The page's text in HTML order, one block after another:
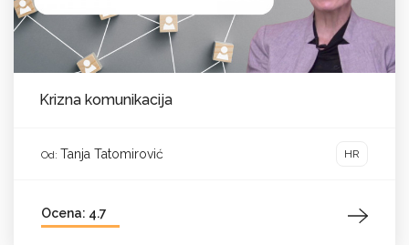
Krizna komunikacija
Od: Tanja Tatomirović HR
Ocena: 4.7